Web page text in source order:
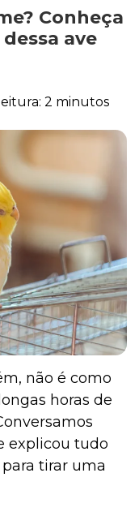
Conheça
ave
2 minutos
não é como
horas de
explicou tudo
tirar uma